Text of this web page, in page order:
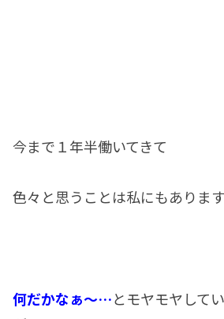
今まで１年半働いてきて
色々と思うことは私にもあります
何だかなぁ～…とモヤモヤして